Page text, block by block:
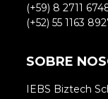
(+59) 8 2711
(+52) 55 1163
SOBRE
IEBS Biztech